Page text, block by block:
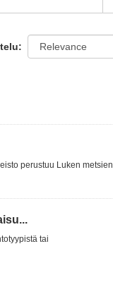
perustuu Luken metsien
tai